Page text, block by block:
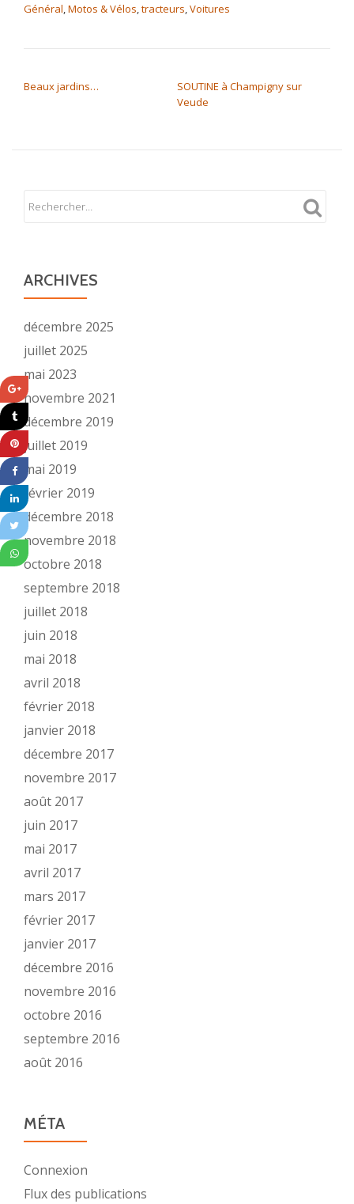
Général,Motos & Vélos,tracteurs,Voitures
Beaux jardins…
SOUTINE à Champigny sur
Veude
ARCHIVES
décembre 2025
juillet 2025
mai 2023
novembre 2021
décembre 2019
juillet 2019
mai 2019
février 2019
décembre 2018
novembre 2018
octobre 2018
septembre 2018
juillet 2018
juin 2018
mai 2018
avril 2018
février 2018
janvier 2018
décembre 2017
novembre 2017
août 2017
juin 2017
mai 2017
avril 2017
mars 2017
février 2017
janvier 2017
décembre 2016
novembre 2016
octobre 2016
septembre 2016
août 2016
MÉTA
Connexion
Flux des publications